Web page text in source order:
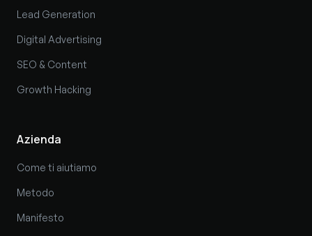
Lead Generation
Digital Advertising
SEO & Content
Growth Hacking
Azienda
Come ti aiutiamo
Metodo
Manifesto